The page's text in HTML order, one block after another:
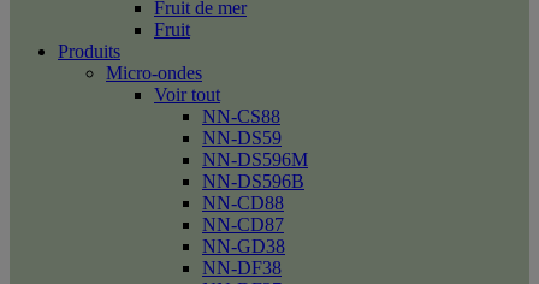
Fruit de mer
Fruit
Produits
Micro-ondes
Voir tout
NN-CS88
NN-DS59
NN-DS596M
NN-DS596B
NN-CD88
NN-CD87
NN-GD38
NN-DF38